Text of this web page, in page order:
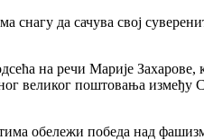
да сачува свој
на речи Марије Захарове,
великог поштовања
обележи победа над